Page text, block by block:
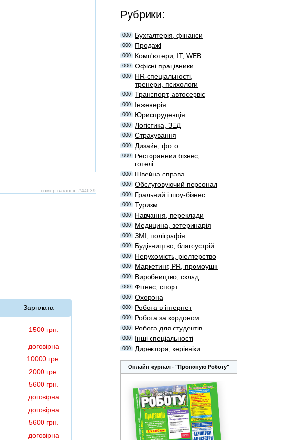
номер вакансії: #44639
Зарплата
1500 грн.
договірна
10000 грн.
2000 грн.
5600 грн.
договірна
договірна
5600 грн.
договірна
Рубрики:
000 Бухгалтерія, фінанси
000 Продажі
000 Комп'ютери, IT, WEB
000 Офісні працівники
000
HR-спеціальності,
тренери, психологи
000 Транспорт, автосервіс
000 Інженерія
000 Юриспруденція
000 Логістика, ЗЕД
000 Страхування
000 Дизайн, фото
000
Ресторанний бізнес,
готелі
000 Швейна справа
000 Обслуговуючий персонал
000 Гральний і шоу-бізнес
000 Туризм
000 Навчання, переклади
000 Медицина, ветеринарія
000 ЗМІ, поліграфія
000 Будівництво, благоустрій
000 Нерухомість, ріелтерство
000 Маркетинг, PR, промоушн
000 Виробництво, склад
000 Фітнес, спорт
000 Охорона
000 Робота в інтернет
000 Робота за кордоном
000 Робота для студентів
000 Інші спеціальності
000 Директора, керівніки
Онлайн журнал - "Пропоную Роботу"